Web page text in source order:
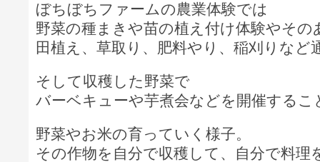
ぼちぼちファームの農業体験では
野菜の種まきや苗の植え付け体験やその
田植え、草取り、肥料やり、稲刈りなど
そして収穫した野菜で
バーベキューや芋煮会などを開催するこ
野菜やお米の育っていく様子。
その作物を自分で収穫して、自分で料理